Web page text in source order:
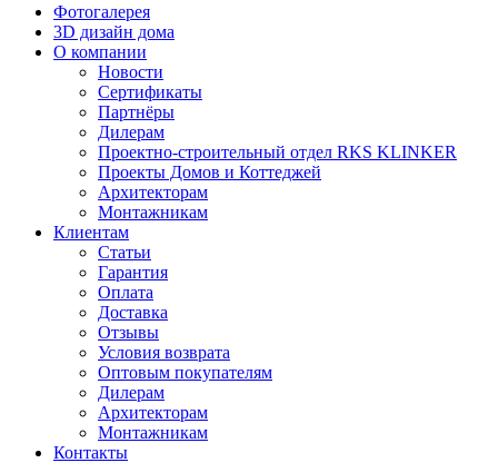
Фотогалерея
3D дизайн дома
О компании
Новости
Сертификаты
Партнёры
Дилерам
Проектно-строительный отдел RKS KLINKER
Проекты Домов и Коттеджей
Архитекторам
Монтажникам
Клиентам
Статьи
Гарантия
Оплата
Доставка
Отзывы
Условия возврата
Оптовым покупателям
Дилерам
Архитекторам
Монтажникам
Контакты